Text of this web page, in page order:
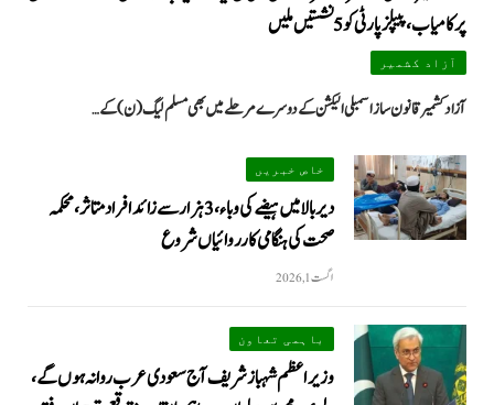
پر کامیاب، پیپلزپارٹی کو 5 نشستیں ملیں
آزاد کشمیر
آزاد کشمیر قانون ساز اسمبلی الیکشن کے دوسرے مرحلے میں بھی مسلم لیگ (ن) کے…
خاص خبریں
دیر بالا میں ہیضے کی وباء، 3 ہزار سے زائد افراد متاثر، محکمہ
صحت کی ہنگامی کارروائیاں شروع
اگست 1, 2026
باہمی تعاون
وزیراعظم شہباز شریف آج سعودی عرب روانہ ہوں گے،